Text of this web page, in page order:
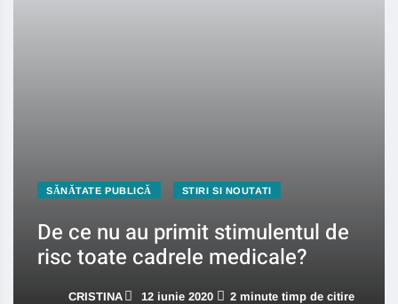
SĂNĂTATE PUBLICĂ STIRI SI NOUTATI
De ce nu au primit stimulentul de
risc toate cadrele medicale?
CRISTINA 12 iunie 2020 2 minute timp de citire